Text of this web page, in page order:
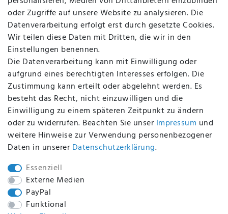
FAQ
Batterieentsorgung
Altölverordnung
Impressum
BEQUEM UND SICHER BEZAHLEN MIT
BEI UNS SIND SIE SICHER!
WIR VERSENDEN MIT
oder Zugriffe auf unsere Website zu analysieren. Die
Datenverarbeitung erfolgt erst durch gesetzte Cookies.
Wir teilen diese Daten mit Dritten, die wir in den
Einstellungen benennen.
Die Datenverarbeitung kann mit Einwilligung oder
aufgrund eines berechtigten Interesses erfolgen. Die
Zustimmung kann erteilt oder abgelehnt werden. Es
besteht das Recht, nicht einzuwilligen und die
Einwilligung zu einem späteren Zeitpunkt zu ändern
oder zu widerrufen. Beachten Sie unser Impressum und
weitere Hinweise zur Verwendung personenbezogener
Daten in unserer Daten­schutz­erklärung.
Essenziell
Externe Medien
PayPal
Funktional